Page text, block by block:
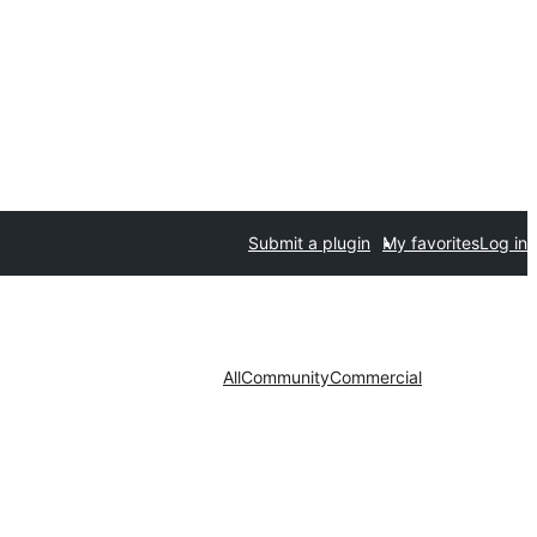
Submit a plugin My favoritesLog in
AllCommunityCommercial